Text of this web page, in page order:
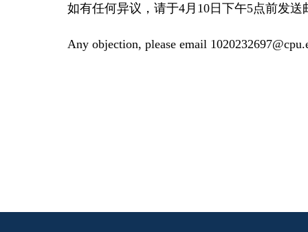
如有任何异议，请于4月10日下午5点前发送
Any objection, please email